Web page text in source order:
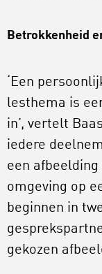
Betrokkenheid
‘Een
lesthema is
in’, vertelt
iedere
een
omgeving op
beginnen in
gekozen